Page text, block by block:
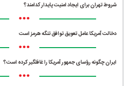
شروط تهران برای ایجاد امنیت پایدار کدامند؟
•••
دخالت آمریکا عامل تعویق توافق تنگه هرمز است
•••
ایران چگونه رؤسای جمهور آمریکا را غافلگیر کرده است؟
•••